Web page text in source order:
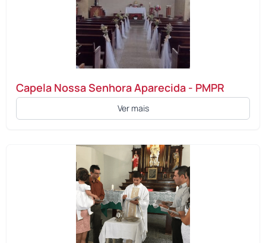
Capela Nossa Senhora Aparecida - PMPR
Ver mais